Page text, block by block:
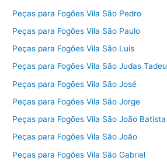
Peças para Fogões Vila São Pedro
Peças para Fogões Vila São Paulo
Peças para Fogões Vila São Luis
Peças para Fogões Vila São Judas Tadeu
Peças para Fogões Vila São José
Peças para Fogões Vila São Jorge
Peças para Fogões Vila São João Batista
Peças para Fogões Vila São João
Peças para Fogões Vila São Gabriel